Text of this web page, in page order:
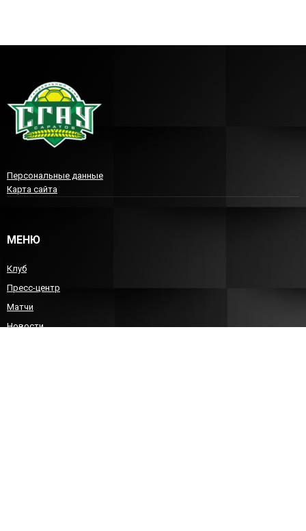
Персональные данные
Карта сайта
МЕНЮ
Клуб
Пресс-центр
Матчи
Новости